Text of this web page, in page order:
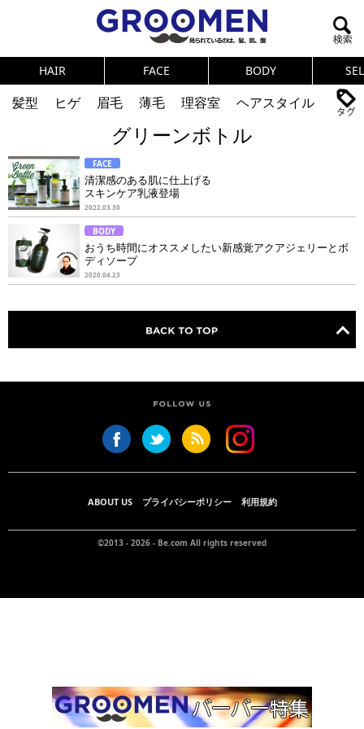
HAIR FACE BODY
髪型 ヒゲ 眉毛 薄毛 理容室
ヘアスタイル
体臭 ニオイ
連載
メンズコスメ
NEWS PICK UP
テストステロン
海外セレブ
健康
スキンケア 食事
調査結果
トレーニング
好印象な男
頭皮ケア
グリーンボトル
FACE
清潔感のある肌に仕上げる
スキンケア乳液登場
2022.03.30
BODY
おうち時間にオススメしたい新感覚アクアジェリーとボ
ディソープ
2020.04.23
ABOUT US プライバシーポリシー 利用規約
©2013 - 2026 - Be.com All rights reserved